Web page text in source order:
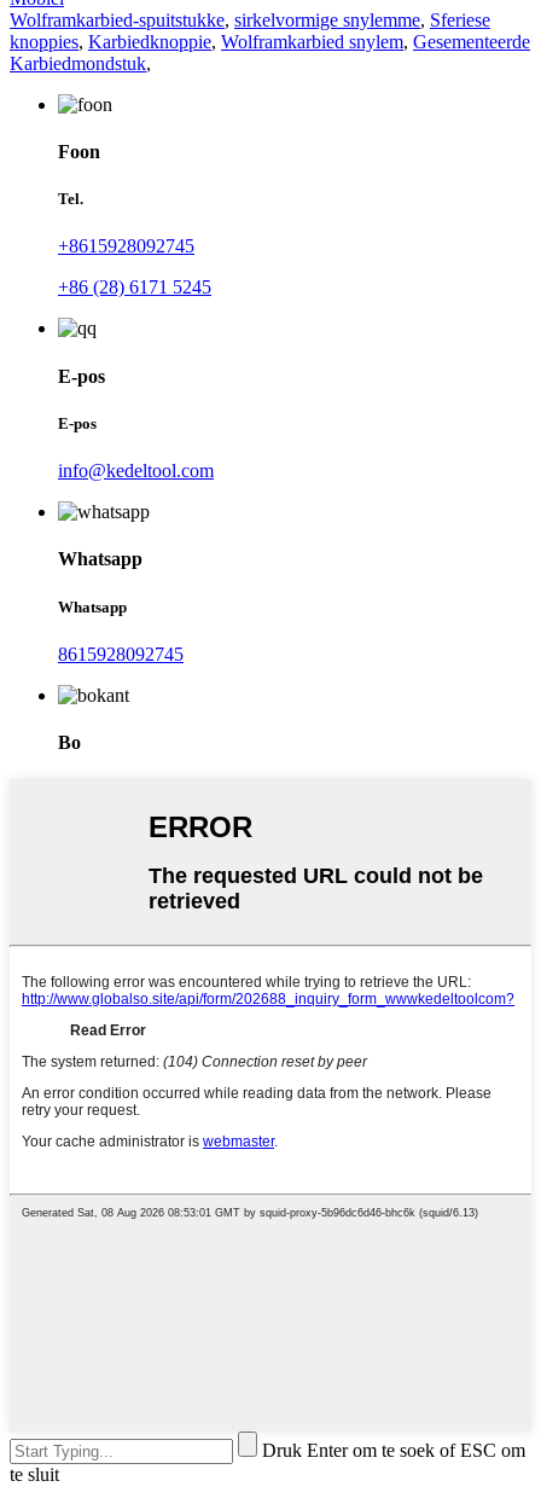
Wolframkarbied-spuitstukke, sirkelvormige snylemme, Sferiese
knoppies, Karbiedknoppie, Wolframkarbied snylem, Gesementeerde
Karbiedmondstuk,
Foon
Tel.
+8615928092745
+86 (28) 6171 5245
E-pos
E-pos
info@kedeltool.com
Whatsapp
Whatsapp
8615928092745
Bo
Druk Enter om te soek of ESC om
te sluit